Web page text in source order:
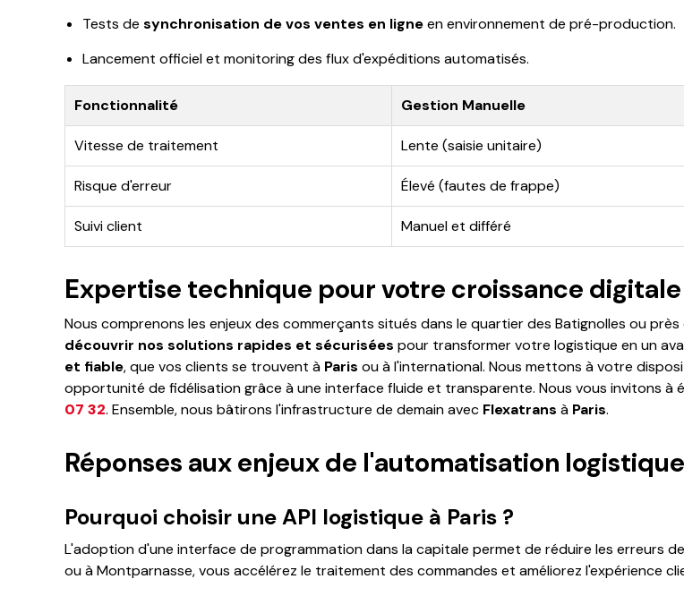
Tests de synchronisation de vos ventes en ligneen environnement de pré-production.
Lancement officiel et monitoring des flux d'expéditions automatisés.
Fonctionnalité Gestion Manuelle
Vitesse de traitement Lente (saisie unitaire)
Risque d'erreur Élevé (fautes de frappe)
Suivi client Manuel et différé
Expertise technique pour votre croissance
Nous comprenons les enjeux des commerçants situés dans le quartier des Batignolles ou
découvrir nos solutions rapides et sécurisées pour transformer votre logistique en un
et fiable, que vos clients se trouvent à Paris ou à l'international. Nous mettons à votre
opportunité de fidélisation grâce à une interface fluide et transparente. Nous vous invitons
07 32. Ensemble, nous bâtirons l'infrastructure de demain avec Flexatrans à Paris.
Réponses aux enjeux de l'automatisation
Pourquoi choisir une API logistique à Paris ?
L'adoption d'une interface de programmation dans la capitale permet de réduire les erreurs
ou à Montparnasse, vous accélérez le traitement des commandes et améliorez l'expérience